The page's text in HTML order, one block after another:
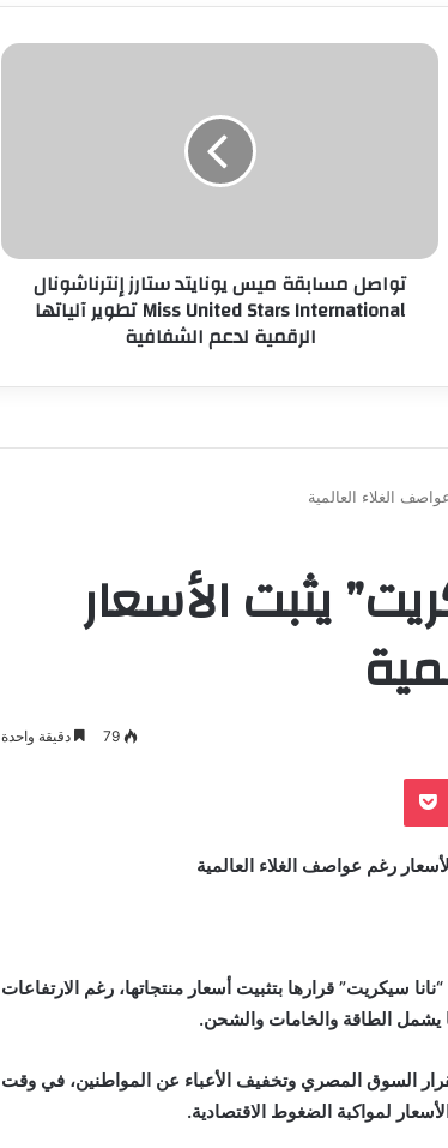
تواصل مسابقة ميس يونايتد ستارز إنترناشونال
Miss United Stars International تطوير آلياتها
الرقمية لدعم الشفافية